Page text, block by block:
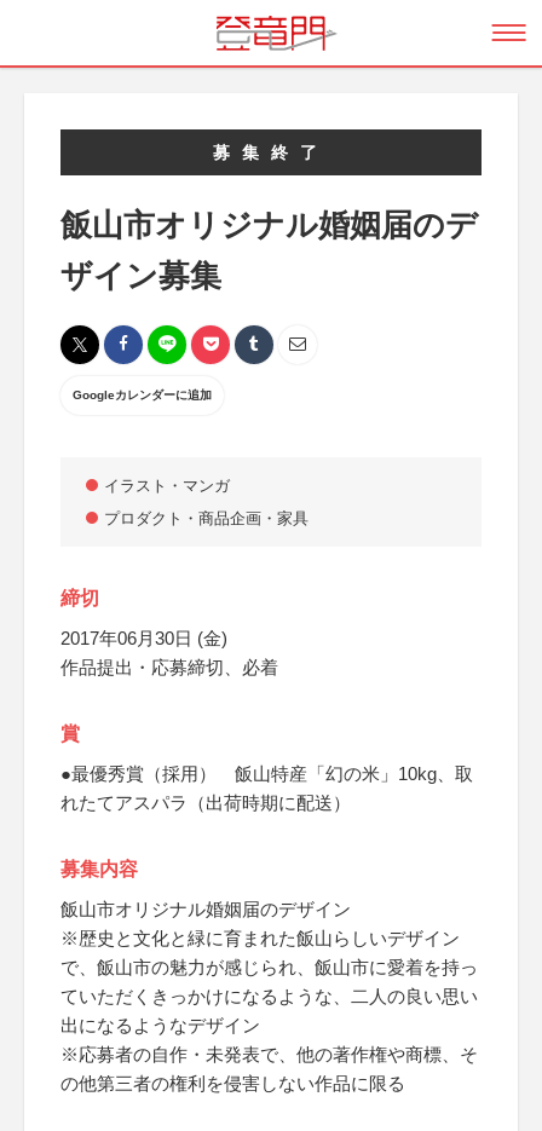
募集終了
飯山市オリジナル婚姻届のデ
ザイン募集
Googleカレンダーに追加
イラスト・マンガ
プロダクト・商品企画・家具
締切
2017年06月30日 (金)
作品提出・応募締切、必着
賞
●最優秀賞（採用） 飯山特産「幻の米」10kg、取
れたてアスパラ（出荷時期に配送）
募集内容
飯山市オリジナル婚姻届のデザイン
※歴史と文化と緑に育まれた飯山らしいデザイン
で、飯山市の魅力が感じられ、飯山市に愛着を持っ
ていただくきっかけになるような、二人の良い思い
出になるようなデザイン
※応募者の自作・未発表で、他の著作権や商標、そ
の他第三者の権利を侵害しない作品に限る